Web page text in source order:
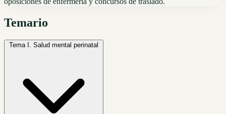
Temario
Tema I.